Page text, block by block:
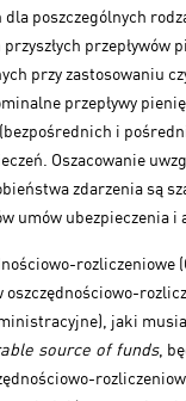
poszczególnych
przepływów
przy zastosowaniu
przepływy
i
Oszacowanie
zdarzenia są
umów ubezpieczenia
rozliczeniowe
jaki
source of funds,